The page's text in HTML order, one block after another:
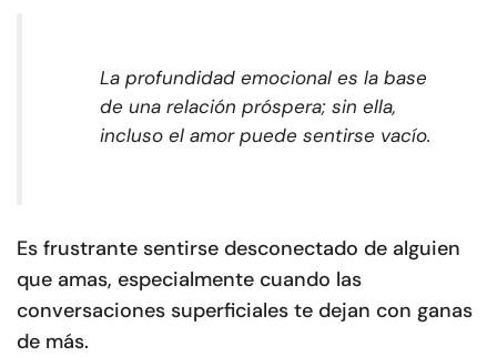
La profundidad emocional es la base
de una relación próspera; sin ella,
incluso el amor puede sentirse vacío.
Es frustrante sentirse desconectado de alguien
que amas, especialmente cuando las
conversaciones superficiales te dejan con ganas
de más.